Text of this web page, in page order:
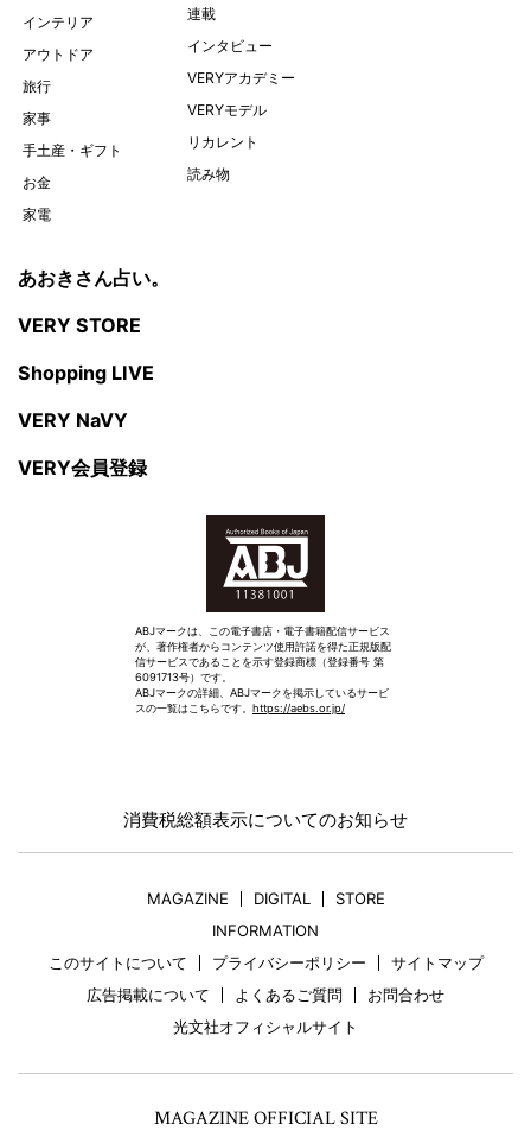
インテリア
アウトドア
旅行
家事
手土産・ギフト
お金
家電
連載
インタビュー
VERYアカデミー
VERYモデル
リカレント
読み物
あおきさん占い。
VERY STORE
Shopping LIVE
VERY NaVY
VERY会員登録
ABJマークは、この電子書店・電子書籍配信サービス
が、著作権者からコンテンツ使用許諾を得た正規版配
信サービスであることを示す登録商標（登録番号 第
6091713号）です。
ABJマークの詳細、ABJマークを掲示しているサービ
スの一覧はこちらです。 https://aebs.or.jp/
消費税総額表示についてのお知らせ
MAGAZINE DIGITAL
STORE
INFORMATION
このサイトについて
プライバシーポリシー
サイトマップ
広告掲載について
よくあるご質問
お問合わせ
光文社オフィシャルサイト
MAGAZINE OFFICIAL SITE